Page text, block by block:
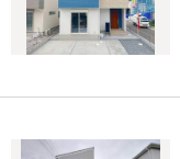
存
る